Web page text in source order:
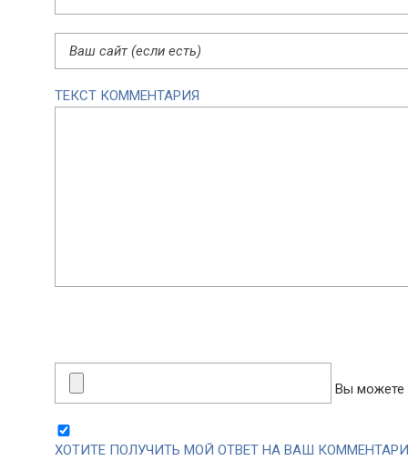
ТЕКСТ КОММЕНТАРИЯ
Вы можете
ХОТИТЕ ПОЛУЧИТЬ МОЙ ОТВЕТ НА ВАШ